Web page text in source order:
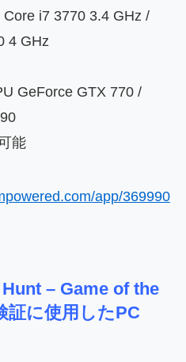
i7 3770 3.4 GHz /
4 GHz
GeForce GTX 770 /
能
app/369990
– Game of the
証に使用したPC